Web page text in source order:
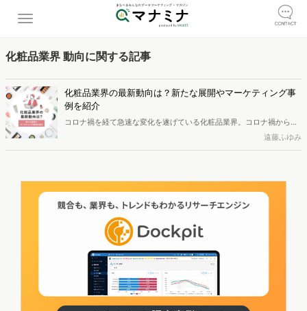
化粧品業界 動向に関する記事
化粧品業界の最新動向は？新たな展開やマーケティング事
例を紹介
コロナ禍を経て急速な変化を遂げている化粧品業界。コロナ禍からの
回復を期待される中、新たなビジネスチャンスやマーケティング戦略
の創出によって業界は活気づいています。この記事では、化粧品業界
遠藤ふゆみ